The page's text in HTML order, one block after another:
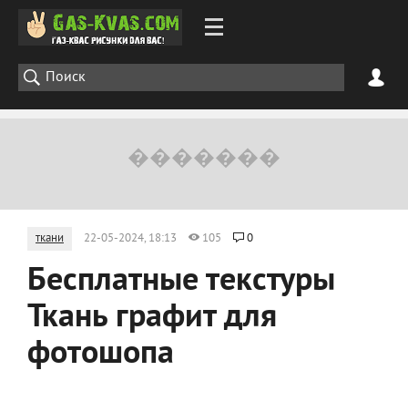
ткани 22-05-2024, 18:13 105 0
Бесплатные текстуры
Ткань графит для
фотошопа